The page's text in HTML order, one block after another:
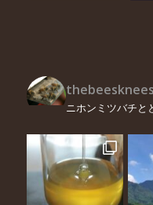
ニホンミツバチと